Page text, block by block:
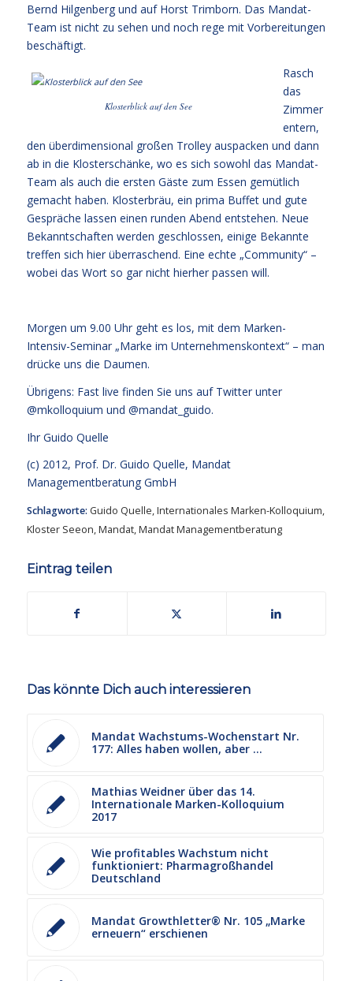
Bernd Hilgenberg und auf Horst Trimborn. Das Mandat-
Team ist nicht zu sehen und noch rege mit Vorbereitungen
beschäftigt.
Klosterblick auf den See
Rasch
das
Zimmer
entern,
den überdimensional großen Trolley auspacken und dann
ab in die Klosterschänke, wo es sich sowohl das Mandat-
Team als auch die ersten Gäste zum Essen gemütlich
gemacht haben. Klosterbräu, ein prima Buffet und gute
Gespräche lassen einen runden Abend entstehen. Neue
Bekanntschaften werden geschlossen, einige Bekannte
treffen sich hier überraschend. Eine echte „Community“ –
wobei das Wort so gar nicht hierher passen will.
Morgen um 9.00 Uhr geht es los, mit dem Marken-
Intensiv-Seminar „Marke im Unternehmenskontext“ – man
drücke uns die Daumen.
Übrigens: Fast live finden Sie uns auf Twitter unter
@mkolloquium und @mandat_guido.
Ihr Guido Quelle
(c) 2012, Prof. Dr. Guido Quelle, Mandat
Managementberatung GmbH
Schlagworte: Guido Quelle,Internationales Marken-Kolloquium,
Kloster Seeon,Mandat,Mandat Managementberatung
Eintrag teilen
Das könnte Dich auch interessieren
Mandat Wachstums-Wochenstart Nr.
177: Alles haben wollen, aber …
Mathias Weidner über das 14.
Internationale Marken-Kolloquium
2017
Wie profitables Wachstum nicht
funktioniert: Pharmagroßhandel
Deutschland
Mandat Growthletter® Nr. 105 „Marke
erneuern“ erschienen